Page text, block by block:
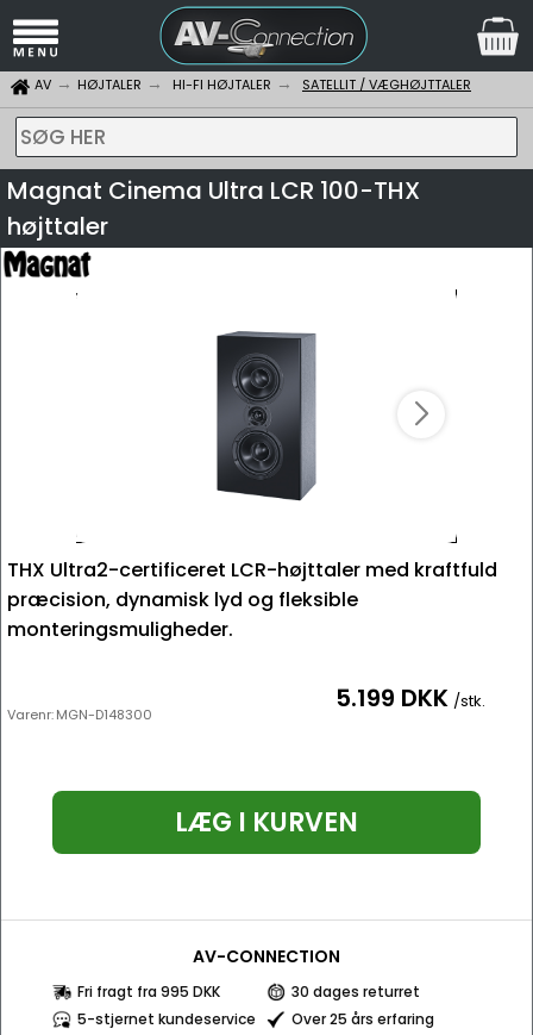
AV HØJTALER HI-FI HØJTALER SATELLIT / VÆGHØJTTALER
SØG HER
Magnat Cinema Ultra LCR 100-THX
højttaler
THX Ultra2-certificeret LCR-højttaler med kraftfuld
præcision, dynamisk lyd og fleksible
monteringsmuligheder.
Varenr:MGN-D148300 5.199 DKK /stk.
LÆG I KURVEN
AV-CONNECTION
Fri fragt fra 995 DKK
30 dages returret
5-stjernet kundeservice
Over 25 års erfaring